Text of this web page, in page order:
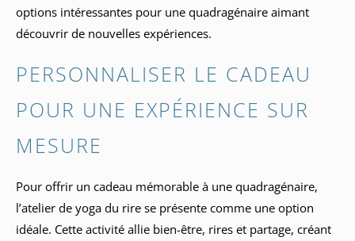
options intéressantes pour une quadragénaire aimant
découvrir de nouvelles expériences.
PERSONNALISER LE CADEAU
POUR UNE EXPÉRIENCE SUR
MESURE
Pour offrir un cadeau mémorable à une quadragénaire,
l’atelier de yoga du rire se présente comme une option
idéale. Cette activité allie bien-être, rires et partage, créant